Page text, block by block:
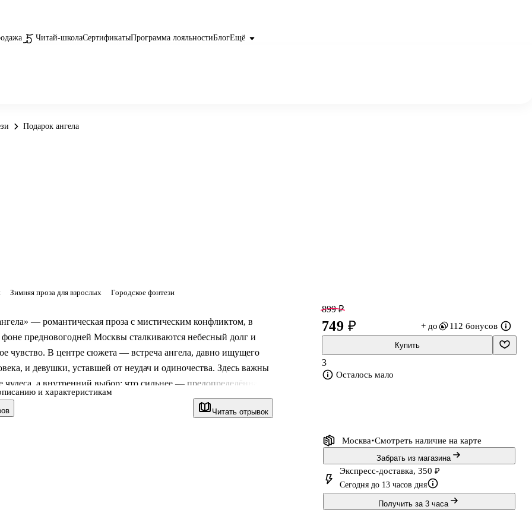
Читай-школаСертификатыПрограмма лояльностиБлогЕщё
Подарок ангела
Читать отрывок
Зимняя проза для взрослых Городское фэнтези
— романтическая проза с мистическим конфликтом, в
фоне предновогодней Москвы сталкиваются небесный долг и
чувство. В центре сюжета — встреча ангела, давно ищущего
и девушки, уставшей от неудач и одиночества. Здесь важны
а внутренний выбор: что сильнее — предопределённая
чувство, способное изменить привычную жизнь. История
контрасте между праздничным городом, где все спешат по своим
и характеристикам
899 ₽
749 ₽ + до 112 бонусов
Купить
3
Осталось мало
Москва Смотреть наличие на карте
Забрать из магазина
Экспресс-доставка, 350 ₽
Сегодня до 13 часов дня
Получить за 3 часа